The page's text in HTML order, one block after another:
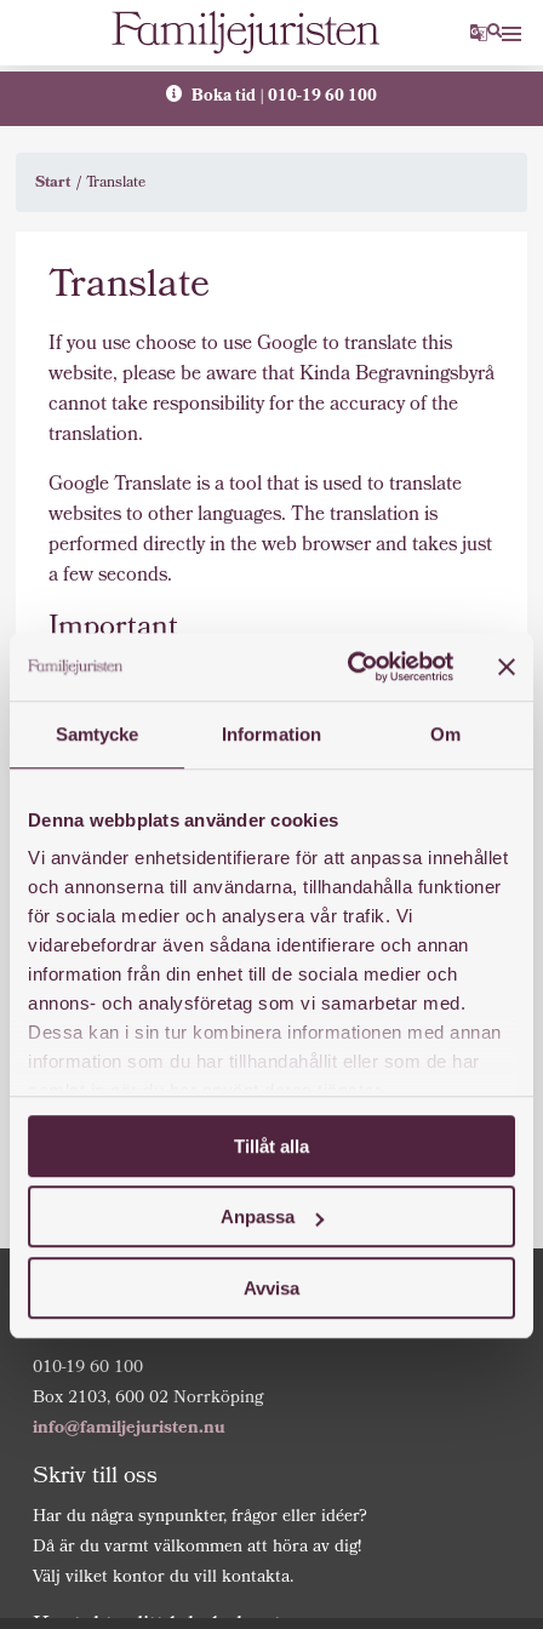
Samtycke Information Om
Denna webbplats använder cookies
Vi använder enhetsidentifierare för att anpassa innehållet
och annonserna till användarna, tillhandahålla funktioner
för sociala medier och analysera vår trafik. Vi
vidarebefordrar även sådana identifierare och annan
information från din enhet till de sociala medier och
annons- och analysföretag som vi samarbetar med.
Dessa kan i sin tur kombinera informationen med annan
information som du har tillhandahållit eller som de har
Tillåt alla
Anpassa
Avvisa
Boka tid | 010-19 60 100
Start Translate
Translate
If you use choose to use Google to translate this
website, please be aware that Kinda Begravningsbyrå
cannot take responsibility for the accuracy of the
translation.
Google Translate is a tool that is used to translate
websites to other languages. The translation is
performed directly in the web browser and takes just
a few seconds.
Important
It is important to remember that the translation is
being done by a machine and not by a person. This
means that you can never expect the translation to
be 100% correct.
Kinda Begravningsbyrå cannot be held responsible
for any mistakes in translations performed by Google
Translate. Only the original Swedish text can be
viewed as Fonus official text. This translation option
should be viewed as an additional help for visitors to
the website who do not understand Swedish.
Powered by Translate
Familjejuristen
010-19 60 100
Box 2103, 600 02 Norrköping
info@familjejuristen.nu
Skriv till oss
Har du några synpunkter, frågor eller idéer?
Då är du varmt välkommen att höra av dig!
Välj vilket kontor du vill kontakta.